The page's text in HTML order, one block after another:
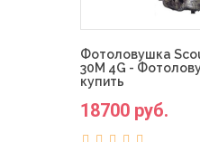
Фотоловушка
30M 4G -
купить
18700 руб.